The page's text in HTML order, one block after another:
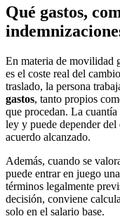
Qué gastos,
En materia de movilidad
es el coste real del
traslado, la persona
gastos, tanto propios
que procedan. La
ley y puede depender
acuerdo alcanzado.
Además, cuando se
puede entrar en juego una
términos legalmente
decisión, conviene
solo en el salario base.